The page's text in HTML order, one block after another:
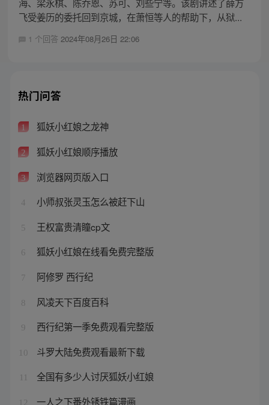
飞受姜历的委托回到京城，在萧恒等人的帮助下，从狱...
1 个回答 2024年08月26日 22:06
热门问答
1 狐妖小红娘之龙神
2 狐妖小红娘顺序播放
3 浏览器网页版入口
4 小师叔张灵玉怎么被赶下山
5 王权富贵清瞳cp文
6 狐妖小红娘在线看免费完整版
7 阿修罗 西行纪
8 风凌天下百度百科
9 西行纪第一季免费观看完整版
10 斗罗大陆免费观看最新下载
全国有多少人讨厌狐妖小红娘
12 一人之下番外锈铁篇漫画